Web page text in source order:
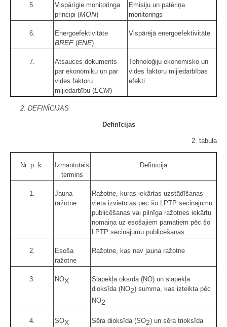
5.
Vispārīgie monitoringa
principi (MON)
Emisiju un patēriņa
monitorings
6. Energoefektivitāte
BREF (ENE)
Vispārējā energoefektivitāte
7.
Atsauces dokuments
par ekonomiku un par
vides faktoru
mijiedarbību (ECM)
Tehnoloģiju ekonomisko un
vides faktoru mijiedarbības
efekti
2. DEFINĪCIJAS
Definīcijas
2. tabula
Nr. p. k.
Izmantotais
termins
Definīcija
1.
Jauna
ražotne
Ražotne, kuras iekārtas uzstādīšanas
vietā izvietotas pēc šo LPTP secinājumu
publicēšanas vai pilnīga ražotnes iekārtu
nomaiņa uz esošajiem pamatiem pēc šo
LPTP secinājumu publicēšanas
2.
Esoša
ražotne
Ražotne, kas nav jauna ražotne
3. NOX
Slāpekļa oksīda (NO) un slāpekļa
dioksīda (NO2) summa, kas izteikta pēc
NO2
4. SOX Sēra dioksīda (SO2) un sēra trioksīda